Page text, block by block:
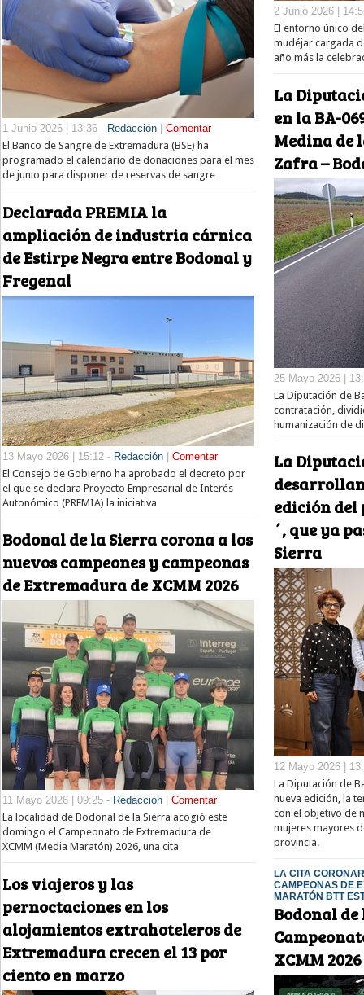
1 Junio 2026 | 13:36 - Redacción
Comentar
El Banco de Sangre de Extremadura (BSE) ha
programado el calendario de donaciones para el mes
de junio para disponer de reservas de sangre
Declarada PREMIA la
ampliación de industria cárnica
de Estirpe Negra entre Bodonal y
Fregenal
13 Mayo 2026 | 15:12 - Redacción
Comentar
El Consejo de Gobierno ha aprobado el decreto por
el que se declara Proyecto Empresarial de Interés
Autonómico (PREMIA) la iniciativa
Bodonal de la Sierra corona a los
nuevos campeones y campeonas
de Extremadura de XCMM 2026
11 Mayo 2026 | 09:25 - Redacción
Comentar
La localidad de Bodonal de la Sierra acogió este
domingo el Campeonato de Extremadura de
XCMM (Media Maratón) 2026, una cita
Los viajeros y las
pernoctaciones en los
alojamientos extrahoteleros de
Extremadura crecen el 13 por
ciento en marzo
2 Junio 2026 |
El entorno único
mudéjar cargada
año más la
La
en la BA-
Medina de
Zafra –
25 Mayo 2026 |
La Diputación de
contratación,
humanización de
La
edición del
´, que ya
Sierra
12 Mayo 2026 |
La Diputación de
nueva edición, la
con el objetivo de
mujeres mayores
provincia.
LA CITA
CAMPEONAS DE
MARATÓN BTT
Bodonal
XCMM 2026